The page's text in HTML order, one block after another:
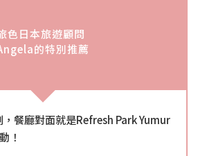
色日本旅遊顧問
的特別推薦
餐廳對面就是Refresh Park Yumur
！